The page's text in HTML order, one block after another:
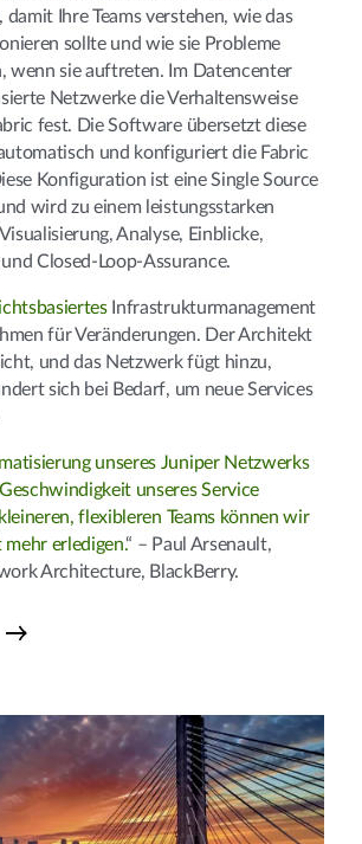
damit Ihre Teams verstehen, wie das
sollte und wie sie Probleme
wenn sie auftreten. Im Datencenter
Netzwerke die Verhaltensweise
fest. Die Software übersetzt diese
und konfiguriert die Fabric
Konfiguration ist eine Single Source
wird zu einem leistungsstarken
Analyse, Einblicke,
Closed-Loop-Assurance.
Infrastrukturmanagement
für Veränderungen. Der Architekt
und das Netzwerk fügt hinzu,
sich bei Bedarf, um neue Services
unseres Juniper Netzwerks
unseres Service
flexibleren Teams können wir
erledigen.“ – Paul Arsenault,
Architecture, BlackBerry.